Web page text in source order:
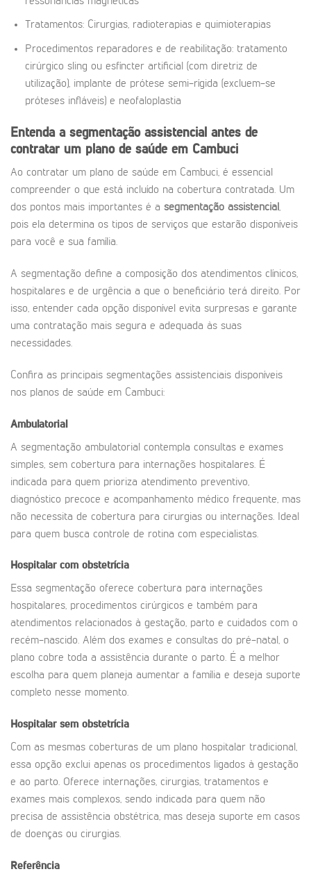
Tratamentos: Cirurgias, radioterapias e quimioterapias
Procedimentos reparadores e de reabilitação: tratamento
cirúrgico sling ou esfíncter artificial (com diretriz de
utilização), implante de prótese semi-rígida (excluem-se
próteses infláveis) e neofaloplastia
Entenda a segmentação assistencial antes de
contratar um plano de saúde em Cambuci
Ao contratar um plano de saúde em Cambuci, é essencial
compreender o que está incluído na cobertura contratada. Um
dos pontos mais importantes é a segmentação assistencial,
pois ela determina os tipos de serviços que estarão disponíveis
para você e sua família.
A segmentação define a composição dos atendimentos clínicos,
hospitalares e de urgência a que o beneficiário terá direito. Por
isso, entender cada opção disponível evita surpresas e garante
uma contratação mais segura e adequada às suas
necessidades.
Confira as principais segmentações assistenciais disponíveis
nos planos de saúde em Cambuci:
Ambulatorial
A segmentação ambulatorial contempla consultas e exames
simples, sem cobertura para internações hospitalares. É
indicada para quem prioriza atendimento preventivo,
diagnóstico precoce e acompanhamento médico frequente, mas
não necessita de cobertura para cirurgias ou internações. Ideal
para quem busca controle de rotina com especialistas.
Hospitalar com obstetrícia
Essa segmentação oferece cobertura para internações
hospitalares, procedimentos cirúrgicos e também para
atendimentos relacionados à gestação, parto e cuidados com o
recém-nascido. Além dos exames e consultas do pré-natal, o
plano cobre toda a assistência durante o parto. É a melhor
escolha para quem planeja aumentar a família e deseja suporte
completo nesse momento.
Hospitalar sem obstetrícia
Com as mesmas coberturas de um plano hospitalar tradicional,
essa opção exclui apenas os procedimentos ligados à gestação
e ao parto. Oferece internações, cirurgias, tratamentos e
exames mais complexos, sendo indicada para quem não
precisa de assistência obstétrica, mas deseja suporte em casos
de doenças ou cirurgias.
Referência